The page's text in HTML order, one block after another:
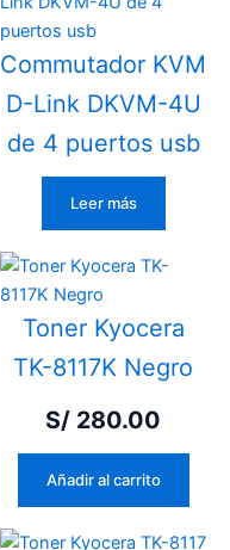
Commutador KVM
D-Link DKVM-4U
de 4 puertos usb
Leer más
Toner Kyocera
TK-8117K Negro
S/ 280.00
Añadir al carrito